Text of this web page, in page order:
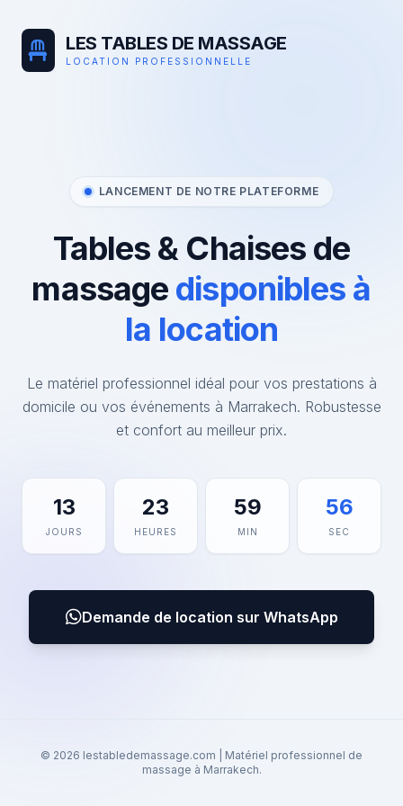
LES TABLES DE MASSAGE
LOCATION PROFESSIONNELLE
LANCEMENT DE NOTRE PLATEFORME
Tables & Chaises de
massage disponibles à
la location
Le matériel professionnel idéal pour vos prestations à
domicile ou vos événements à Marrakech. Robustesse
et confort au meilleur prix.
13
JOURS
23
HEURES
59
MIN
56
SEC
Demande de location sur WhatsApp
© 2026 lestabledemassage.com | Matériel professionnel de
massage à Marrakech.